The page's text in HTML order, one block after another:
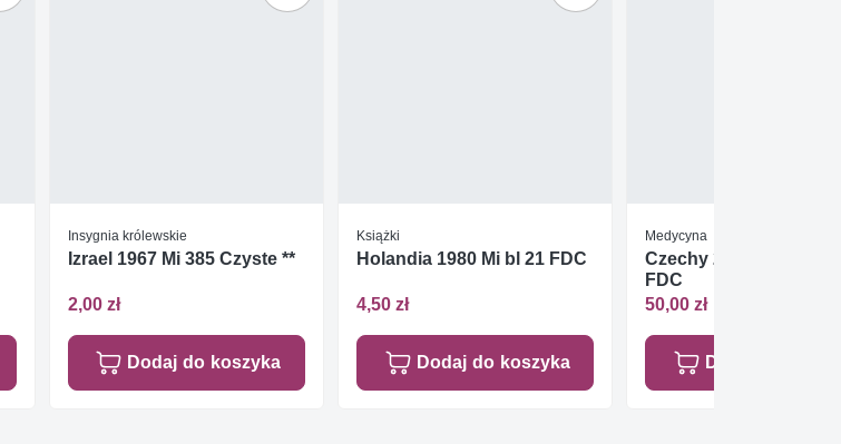
Insygnia królewskie
Izrael 1967 Mi 385 Czyste **
2,00 zł
Dodaj do koszyka
Książki
Holandia 1980 Mi bl 21 FDC
4,50 zł
Dodaj do koszyka
Medycyna
Czechy 2003 Mi 347-
FDC
50,00 zł
Dodaj do